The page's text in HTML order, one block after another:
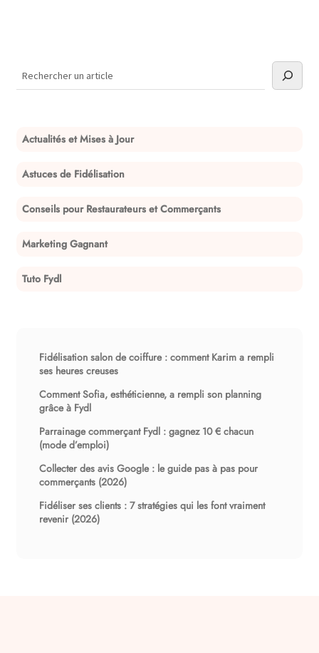
Rechercher
Actualités et Mises à Jour
Astuces de Fidélisation
Conseils pour Restaurateurs et Commerçants
Marketing Gagnant
Tuto Fydl
Fidélisation salon de coiffure : comment Karim a rempli
ses heures creuses
Comment Sofia, esthéticienne, a rempli son planning
grâce à Fydl
Parrainage commerçant Fydl : gagnez 10 € chacun
(mode d’emploi)
Collecter des avis Google : le guide pas à pas pour
commerçants (2026)
Fidéliser ses clients : 7 stratégies qui les font vraiment
revenir (2026)